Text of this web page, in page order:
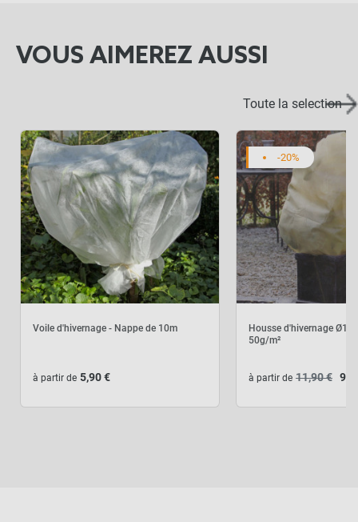
VOUS AIMEREZ AUSSI
Toute la selection
Voile d'hivernage - Nappe de 10m
à partir de 5,90 €
-20%
Housse d'hivernage
50g/m²
à partir de 11,90 €